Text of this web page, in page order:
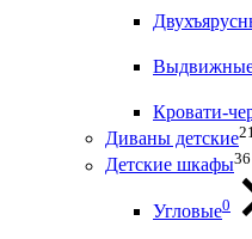
Выдвижные
Кровати-
Диваны детские21
Детские шкафы36
Угловые0